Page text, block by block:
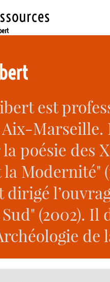
est
Marseille.
la poésie des
la Modernité"
dirigé
(2002). Il
de